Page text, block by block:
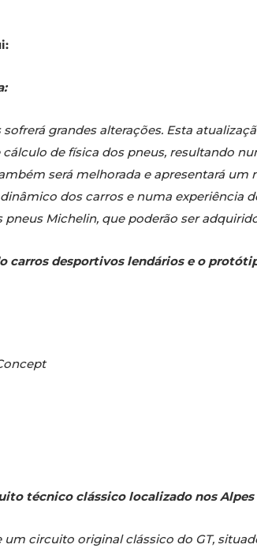
grandes alterações. Esta
de física dos pneus, resultando
será melhorada e apresentará
dos carros e numa experiência
Michelin, que poderão ser
carros desportivos lendários e o
técnico clássico localizado nos Alpes
circuito original clássico do GT,